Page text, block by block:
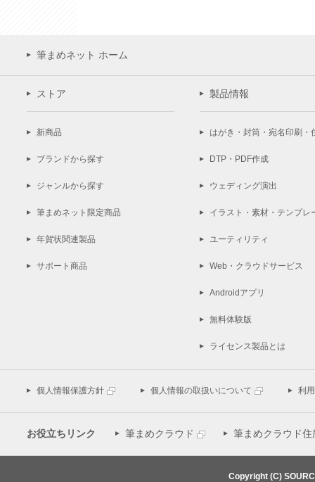
筆まめネット ホーム
ストア
新商品
ブランドから探す
ジャンルから探す
筆まめネット限定商品
年賀状関連製品
サポート商品
製品情報
はがき・封筒・宛名印刷・
DTP・PDF作成
ウェディング演出
イラスト・素材・テンプレ
ユーティリティ
Web・クラウドサービス
Androidアプリ
無料体験版
ライセンス製品とは
個人情報保護方針 個人情報の取扱いについて 利
お役立ちリンク 筆まめクラウド 筆まめクラウド住
Copyright (C)